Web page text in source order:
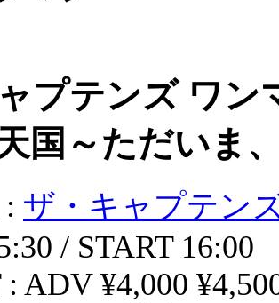
プテンズ ワン
天国～ただいま
ザ・キャプテン
/ START 16:00
ADV ¥4,000